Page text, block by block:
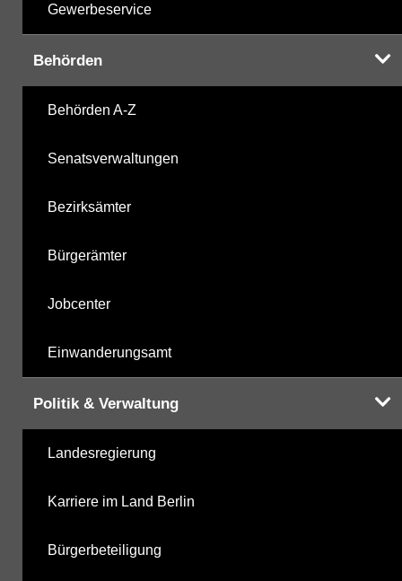
Gewerbeservice
Behörden
Behörden A-Z
Senatsverwaltungen
Bezirksämter
Bürgerämter
Jobcenter
Einwanderungsamt
Politik & Verwaltung
Landesregierung
Karriere im Land Berlin
Bürgerbeteiligung